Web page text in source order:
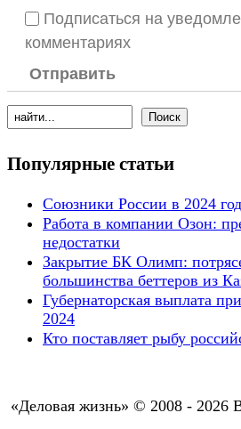
Подписаться на
комментариях
Отправить
Популярные статьи
Союзники России в 2024
Работа в компании Озон:
недостатки
Закрытие БК Олимп:
большинства беттеров из
Губернаторская выплата
2024
Кто поставляет рыбу
«Деловая жизнь» © 2008 - 2026